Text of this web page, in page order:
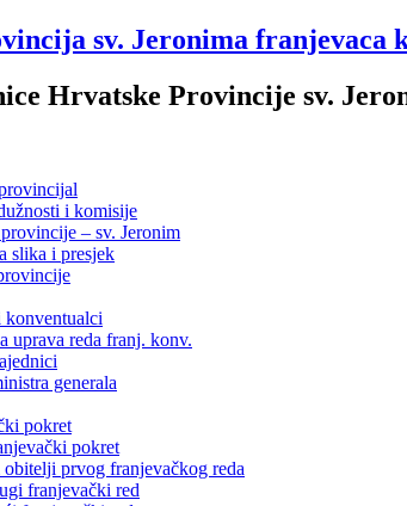
sv. Jeronima franjevaca
Hrvatske Provincije sv.
i komisije
– sv. Jeronim
slika i presjek
konventualci
uprava reda franj. konv.
generala
pokret
pokret
obitelji prvog franjevačkog reda
franjevački red